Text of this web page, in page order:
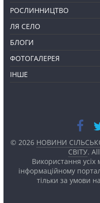
РОСЛИННИЦТВО
ЛЯ СЕЛО
БЛОГИ
ФОТОГАЛЕРЕЯ
ІНШЕ
© 2026 НОВИНИ
СВІТУ.
Використання усіх
інформаційному
тільки за умови